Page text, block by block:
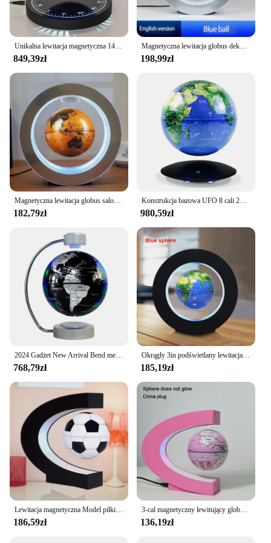
849,39zł
Magnetyczna lewitacja globus dekoracja salonu czarna technologia powieść wysokiej klasy prezenty dekoracyjne z prezentami ręcznymi,
198,99zł
182,79zł
Konstrukcja bazowa UFO 8 cali 20 cm Lewitacja magnetyczna Pływająca i obrotowa mapa świata Angielski globus ze światłami LED RGB
980,59zł
768,79zł
Okrągły 3in podświetlany lewitacja magnetyczna lewitująca kula mapa ziemi elektryczny LED Light globus mapa dekoracje biurowe kreatywny prezent
185,19zł
186,59zł
3-cal magnetyczny lewitujący globus zawieszone księżniczka proszek 3d trójwymiarowy autorotacji Luminous czarny technologii ozdoby
136,19zł